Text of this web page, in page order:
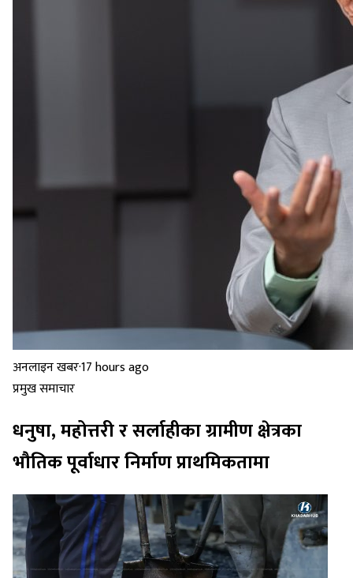
अनलाइन खबर·17 hours ago
प्रमुख समाचार
धनुषा, महोत्तरी र सर्लाहीका ग्रामीण क्षेत्रका
भौतिक पूर्वाधार निर्माण प्राथमिकतामा